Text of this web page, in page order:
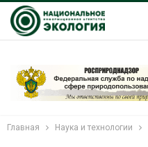
Главная Наука и технологии